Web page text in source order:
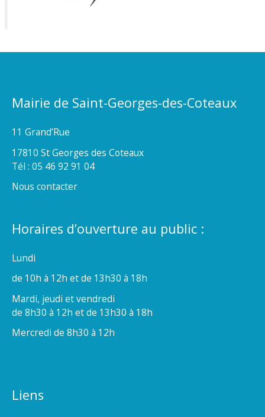
Mairie de Saint-Georges-des-Coteaux
11 Grand’Rue
17810 St Georges des Coteaux
Tél : 05 46 92 91 04
Nous contacter
Horaires d’ouverture au public :
Lundi
de 10h à 12h et de 13h30 à 18h
Mardi, jeudi et vendredi
de 8h30 à 12h et de 13h30 à 18h
Mercredi de 8h30 à 12h
Liens